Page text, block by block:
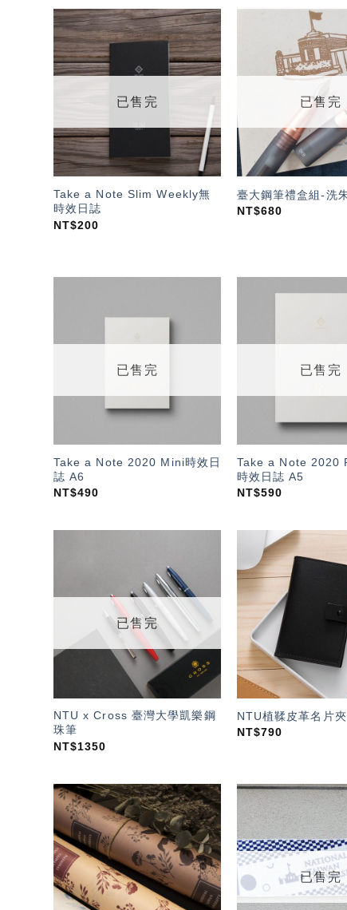
加入
「願
望輕
已售完
Take a Note Slim Weekly無
時效日誌
NT$200
已售完
臺大鋼筆禮盒組-洗
NT$680
望輕
已售完
Take a Note 2020 Mini時效日
誌 A6
NT$490
已售完
Take a Note 2020
時效日誌 A5
NT$590
「願
望輕
已售完
NTU x Cross 臺灣大學凱樂鋼
珠筆
NT$1350
NTU植鞣皮革名片夾
NT$790
加入
「願
望輕
單」
已售完